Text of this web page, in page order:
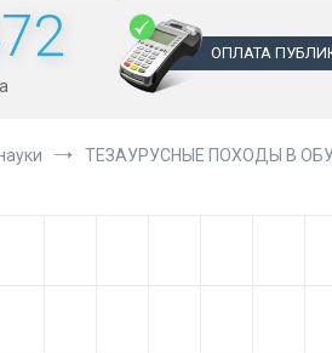
ОПЛАТА
ТЕЗАУРУСНЫЕ ПОХОДЫ В